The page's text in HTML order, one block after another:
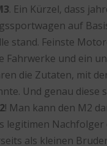
. Ein Kürzel, dass
auf
stand. Feinste
Fahrwerke und ein
die Zutaten, mit
Und genau diese
! Man kann den M2
legitimen
als kleinen